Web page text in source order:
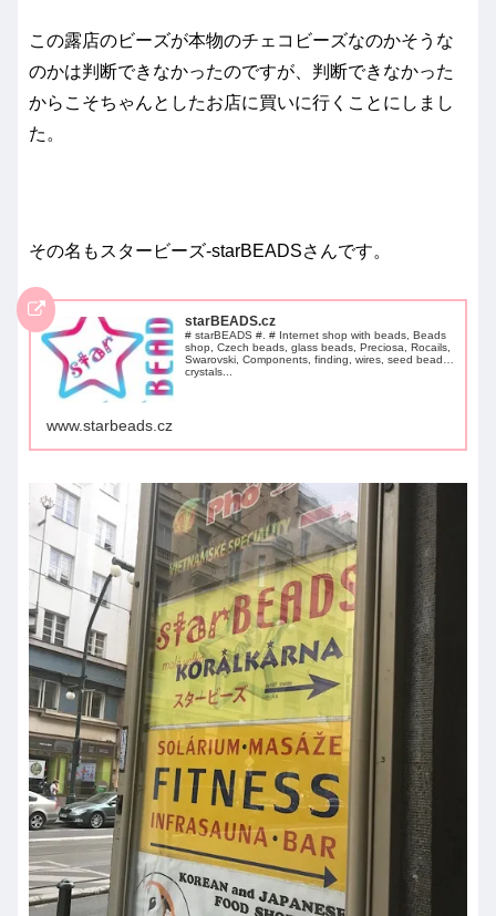
この露店のビーズが本物のチェコビーズなのかそうな
のかは判断できなかったのですが、判断できなかった
からこそちゃんとしたお店に買いに行くことにしまし
た。
その名もスタービーズ-starBEADSさんです。
starBEADS.cz
# starBEADS #. # Internet shop with beads, Beads
shop, Czech beads, glass beads, Preciosa, Rocails,
Swarovski, Components, finding, wires, seed beads,
crystals...
www.starbeads.cz